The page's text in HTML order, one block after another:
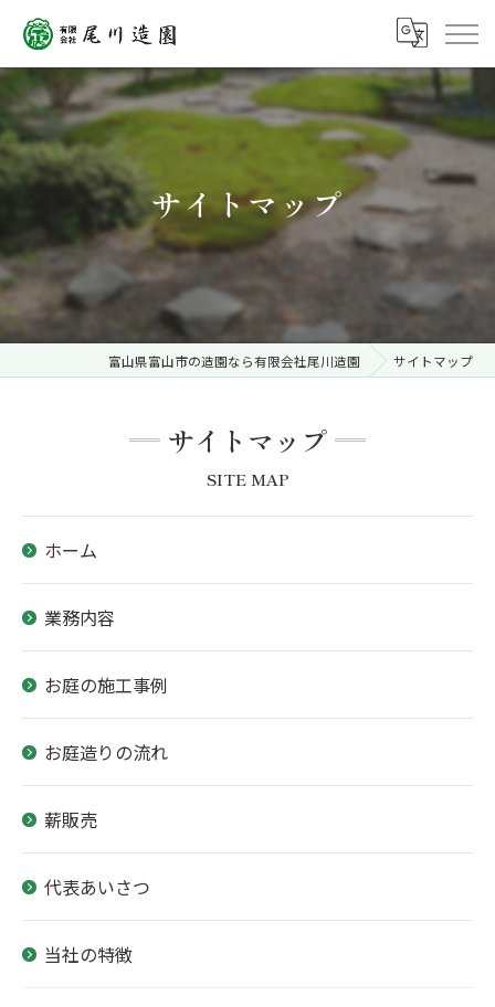
サイトマップ
富山県富山市の造園なら有限会社尾川造園 サイトマップ
SITE MAP
サイトマップ
ホーム
業務内容
お庭の施工事例
お庭造りの流れ
薪販売
代表あいさつ
当社の特徴